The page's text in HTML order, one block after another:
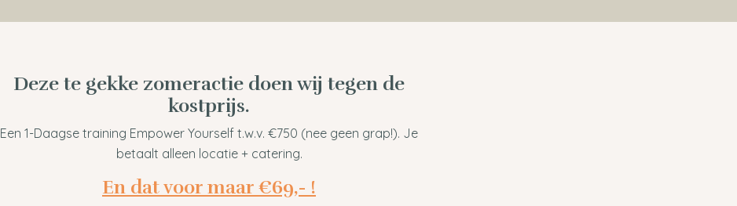
Deze te gekke zomeractie doen wij tegen de
kostprijs.
Een 1-Daagse training Empower Yourself t.w.v. €750 (nee geen grap!). Je
betaalt alleen locatie + catering.
En dat voor maar €69,- !